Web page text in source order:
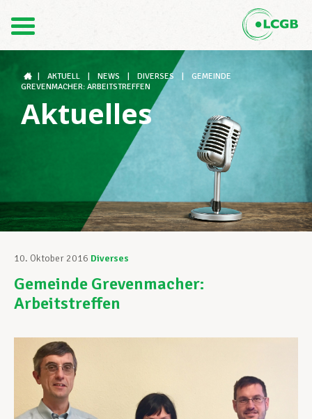
FR
Der LCGB
Gewerkschaftsstrukturen
Unterstützung im Arbeitsalltag
Ihre Rechte
Unterstützung im Privatleben
Berufliche Weiterentwicklung
AKTUELL NEWS DIVERSES
GEMEINDE
GREVENMACHER: ARBEITSTREFFEN
Aktuelles
10. Oktober 2016 Diverses
Gemeinde Grevenmacher:
Arbeitstreffen